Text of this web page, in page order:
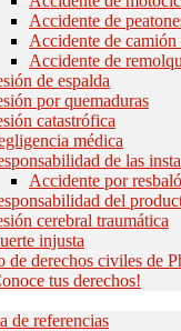
Accidente de
Accidente de camión
Accidente de
de espalda
por quemaduras
catastrófica
médica
de las
Accidente por
del
cerebral traumática
injusta
de derechos civiles de
tus derechos!
de referencias